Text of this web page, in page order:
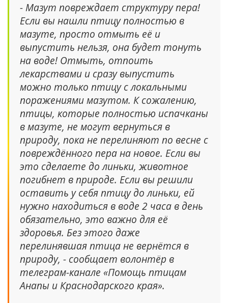
- Мазут повреждает структуру пера!
Если вы нашли птицу полностью в
мазуте, просто отмыть её и
выпустить нельзя, она будет тонуть
на воде! Отмыть, отпоить
лекарствами и сразу выпустить
можно только птицу с локальными
поражениями мазутом. К сожалению,
птицы, которые полностью испачканы
в мазуте, не могут вернуться в
природу, пока не перелиняют по весне с
повреждённого пера на новое. Если вы
это сделаете до линьки, животное
погибнет в природе. Если вы решили
оставить у себя птицу до линьки, ей
нужно находиться в воде 2 часа в день
обязательно, это важно для её
здоровья. Без этого даже
перелинявшая птица не вернётся в
природу, - сообщает волонтёр в
телеграм-канале «Помощь птицам
Анапы и Краснодарского края».